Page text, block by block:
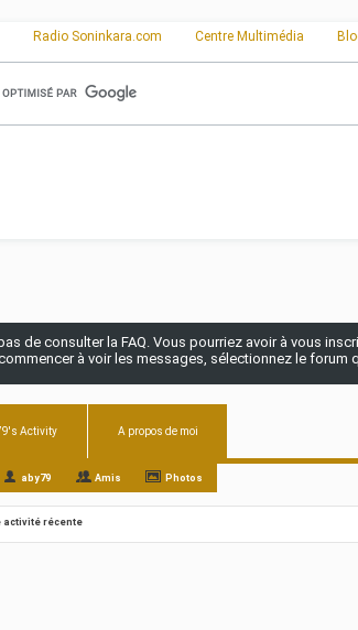
Radio Soninkara.com Centre Multimédia
de consulter la FAQ. Vous pourriez avoir à vous
à voir les messages, sélectionnez le
Activity A propos de moi
aby79 Amis Photos
activité récente